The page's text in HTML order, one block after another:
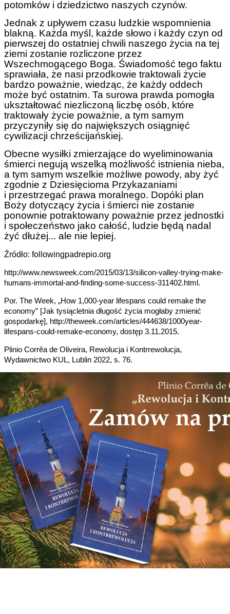
potomków i dziedzictwo naszych czynów.
Jednak z upływem czasu ludzkie wspomnienia
blakną. Każda myśl, każde słowo i każdy czyn od
pierwszej do ostatniej chwili naszego życia na tej
ziemi zostanie rozliczone przez
Wszechmogącego Boga. Świadomość tego faktu
sprawiała, że nasi przodkowie traktowali życie
bardzo poważnie, wiedząc, że każdy oddech
może być ostatnim. Ta surowa prawda pomogła
ukształtować niezliczoną liczbę osób, które
traktowały życie poważnie, a tym samym
przyczyniły się do największych osiągnięć
cywilizacji chrześcijańskiej.
Obecne wysiłki zmierzające do wyeliminowania
śmierci negują wszelką możliwość istnienia nieba,
a tym samym wszelkie możliwe powody, aby żyć
zgodnie z Dziesięcioma Przykazaniami
i przestrzegać prawa moralnego. Dopóki plan
Boży dotyczący życia i śmierci nie zostanie
ponownie potraktowany poważnie przez jednostki
i społeczeństwo jako całość, ludzie będą nadal
żyć dłużej... ale nie lepiej.
Źródło: followingpadrepio.org
http://www.newsweek.com/2015/03/13/silicon-valley-trying-make-
humans-immortal-and-finding-some-success-311402.html.
Por. The Week, „How 1,000-year lifespans could remake the
economy” [Jak tysiącletnia długość życia mogłaby zmienić
gospodarkę], http://theweek.com/articles/444638/1000year-
lifespans-could-remake-economy, dostęp 3.11.2015.
Plinio Corrêa de Oliveira, Rewolucja i Kontrrewolucja,
Wydawnictwo KUL, Lublin 2022, s. 76.